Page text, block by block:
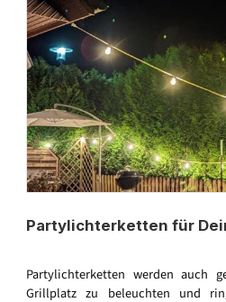
Partylichterketten für
Partylichterketten werden auch
Grillplatz zu beleuchten und